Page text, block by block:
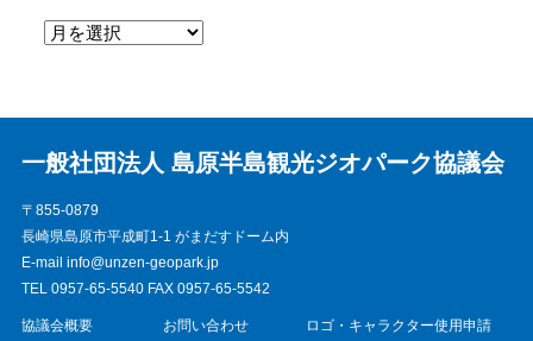
協議会概要 お問い合わせ ロゴ・キャラクター使用申請
一般社団法人 島原半島観光ジオパーク協議会
〒855-0879
長崎県島原市平成町1-1 がまだすドーム内
E-mail info@unzen-geopark.jp
TEL 0957-65-5540 FAX 0957-65-5542